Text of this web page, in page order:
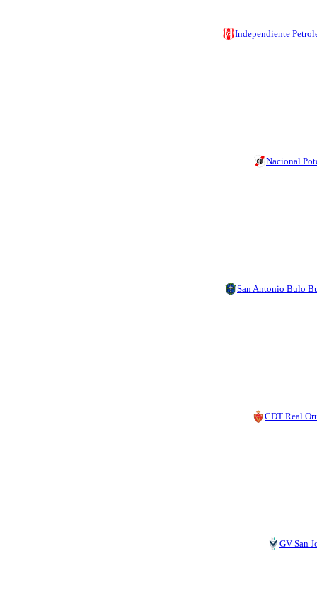
Independiente
Nacional
San Antonio Bulo
CDT Real
GV San